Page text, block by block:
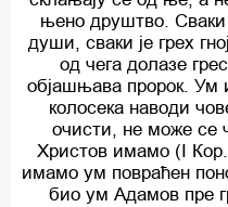
њено друштво. Сваки
души, сваки је грех
од чега долазе
објашњава пророк. Ум
колосека наводи
очисти, не може се
Христов имамо (I Кор.
имамо ум повраћен
био ум Адамов пре